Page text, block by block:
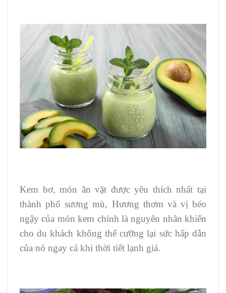
Kem bơ, món ăn vặt được yêu thích nhất tại
thành phố sương mù, Hương thơm và vị béo
ngậy của món kem chính là nguyên nhân khiến
cho du khách không thể cưỡng lại sức hấp dẫn
của nó ngay cả khi thời tiết lạnh giá.